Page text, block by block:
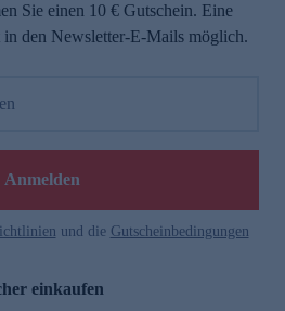
Sie einen 10 € Gutschein. Eine
den Newsletter-E-Mails möglich.
Anmelden
und die Gutscheinbedingungen
einkaufen